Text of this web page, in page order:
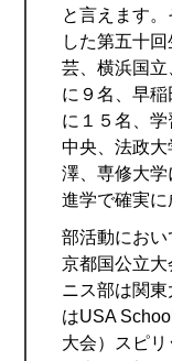
と言えます
した第五十
芸、横浜国
に９名、早
に１５名、学
中央、法政
澤、専修大
進学で確実に
部活動にお
京都国公立
ニス部は関
はUSA
大会）スピ